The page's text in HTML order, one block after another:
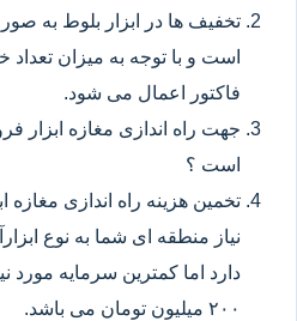
تخفیف ها در ابزار بلوط به
است و با توجه به میزان
فاکتور اعمال می شود.
جهت راه اندازی مغازه ابزار
است ؟
تخمین هزینه راه اندازی مغازه
نیاز منطقه ای شما به نوع
دارد اما کمترین سرمایه مورد
۲۰۰ میلیون تومان می باشد.